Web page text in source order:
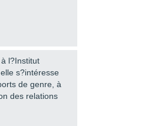
l?Institut
s?intéresse
de genre, à
des relations